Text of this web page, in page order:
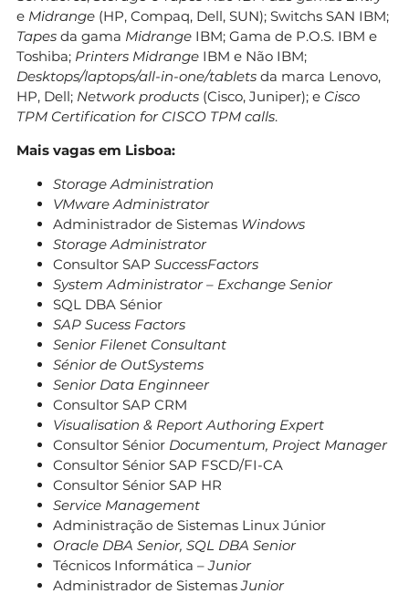
e Midrange (HP, Compaq, Dell, SUN); Switchs SAN IBM;
Tapes da gama Midrange IBM; Gama de P.O.S. IBM e
Toshiba; Printers Midrange IBM e Não IBM;
Desktops/laptops/all-in-one/tablets da marca Lenovo,
HP, Dell; Network products (Cisco, Juniper); e Cisco
TPM Certification for CISCO TPM calls.
Mais vagas em Lisboa:
Storage Administration
VMware Administrator
Administrador de Sistemas Windows
Storage Administrator
Consultor SAP SuccessFactors
System Administrator – Exchange Senior
SQL DBA Sénior
SAP Sucess Factors
Senior Filenet Consultant
Sénior de OutSystems
Senior Data Enginneer
Consultor SAP CRM
Visualisation & Report Authoring Expert
Consultor Sénior Documentum, Project Manager
Consultor Sénior SAP FSCD/FI-CA
Consultor Sénior SAP HR
Service Management
Administração de Sistemas Linux Júnior
Oracle DBA Senior, SQL DBA Senior
Técnicos Informática –Junior
Administrador de SistemasJunior